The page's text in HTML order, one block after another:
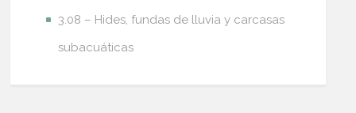
3.08 – Hides, fundas de lluvia y carcasas
subacuáticas